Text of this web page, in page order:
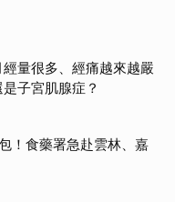
經量很多、經痛越來越嚴
子宮肌腺症？
！食藥署急赴雲林、嘉